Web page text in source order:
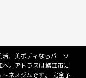
、美ボディならパーソ
へ。アトラスは鯖江市に
ネスジムです。 完全予